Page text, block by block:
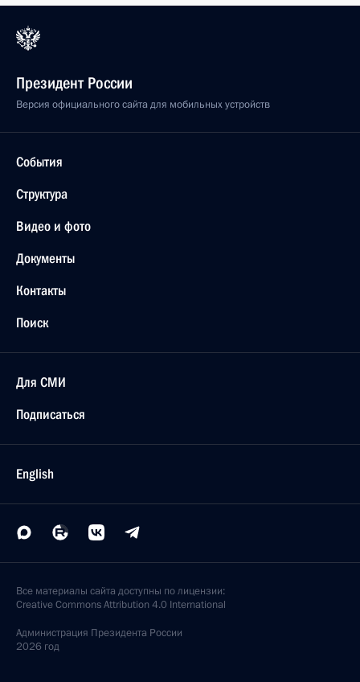
Президент России
Версия официального сайта для мобильных устройств
События
Структура
Видео и фото
Документы
Контакты
Поиск
Для СМИ
Подписаться
English
Все материалы сайта доступны по лицензии:
Creative Commons Attribution 4.0 International
Администрация Президента России
2026 год